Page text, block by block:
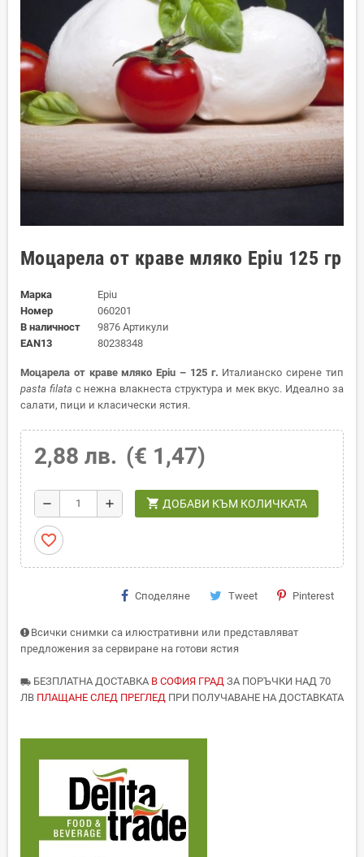
Моцарела от краве мляко Epiu 125 гр
Марка
Epiu
Номер
060201
В наличност
9876 Артикули
EAN13
80238348
Моцарела от краве мляко Epiu – 125 г. Италианско сирене тип
pasta filata с нежна влакнеста структура и мек вкус. Идеално за
салати, пици и класически ястия.
2,88 лв. (€ 1,47)
remove add shopping_cart ДОБАВИ КЪМ КОЛИЧКАТА
favorite_border
Споделяне Tweet Pinterest
Всички снимки са илюстративни или представляват
предложения за сервиране на готови ястия
local_shipping БЕЗПЛАТНА ДОСТАВКА В СОФИЯ ГРАД ЗА ПОРЪЧКИ НАД 70
ЛВ ПЛАЩАНЕ СЛЕД ПРЕГЛЕД ПРИ ПОЛУЧАВАНЕ НА ДОСТАВКАТА